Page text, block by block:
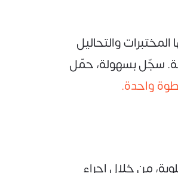
والتحاليل
سجّل بسهولة، حمّل
واحدة.
من خلال إجراء